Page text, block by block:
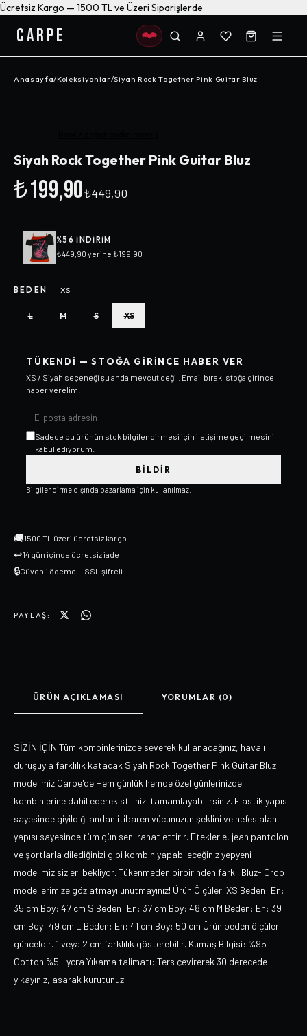
Ücretsiz Kargo — 1500 TL ve Üzeri Siparişlerde
CARPE
Anasayfa/Koleksiyonlar/Siyah Rock Together Pink Guitar Bluz
Siyah Rock Together Pink Guitar Bluz
₺199,90₺449,90
%56 INDIRIM
₺449,90 yerine ₺199,90
BEDEN —XS
L M S XS
TÜKENDI — STOĞA GIRINCE HABER VER
XS / Siyah seçeneği şu anda mevcut değil. Email bırak, stoğa girince
haber verelim.
Sadece bu ürünün stok bilgilendirmesi için iletişime geçilmesini
kabul ediyorum.
BILDIR
Bilgilendirme dışında pazarlama için kullanılmaz.
🚚1500 TL üzeri ücretsiz kargo
↩14 gün içinde ücretsiz iade
🔒Güvenli ödeme — SSL şifreli
PAYLAŞ:
ÜRÜN AÇIKLAMASI YORUMLAR (0)
SİZİN İÇİN Tüm kombinlerinizde severek kullanacağınız, havalı
duruşuyla farklılık katacak Siyah Rock Together Pink Guitar Bluz
modelimiz Carpe'de Hem günlük hemde özel günlerinizde
kombinlerine dahil ederek stilinizi tamamlayabilirsiniz. Elastik yapısı
sayesinde giyildiği andan itibaren vücunuzun şeklini ve nefes alan
yapısı sayesinde tüm gün seni rahat ettirir. Eteklerle, jean pantolon
ve şortlarla dilediğinizi gibi kombin yapabileceğiniz yepyeni
modelimiz sizleri bekliyor. Tükenmeden birbirinden farklı Bluz- Crop
modellerimize göz atmayı unutmayınız! Ürün Ölçüleri XS Beden: En:
35 cm Boy: 47 cm S Beden: En: 37 cm Boy: 48 cm M Beden: En: 39
cm Boy: 49 cm L Beden: En: 41 cm Boy: 50 cm Ürün beden ölçüleri
günceldir. 1 veya 2 cm farklılık gösterebilir. Kumaş Bilgisi: %95
Cotton %5 Lycra Yıkama talimatı: Ters çevirerek 30 derecede
yıkayınız, asarak kurutunuz